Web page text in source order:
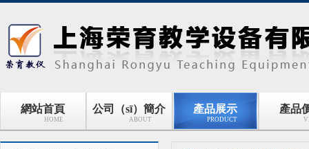
網站首頁
HOME
公司（sī）簡介
ABOUT
產品展示
PRODUCT
產品